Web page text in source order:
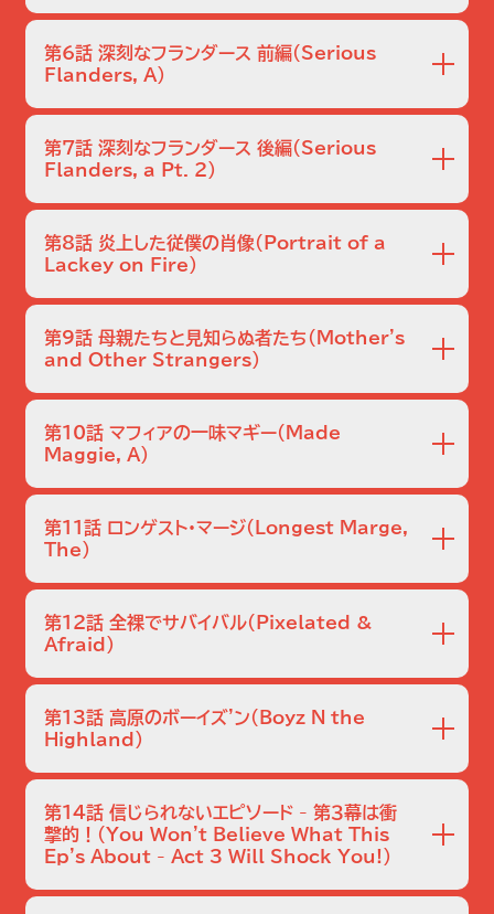
マージはリサが傷つく言葉を発し、バートは筋肉ムキムキに。
第6話 深刻なフランダース 前編（Serious
Flanders, A）
スプリングフィールドに無慈悲な借金取りが現れる。そして
ホーマーとネッドの暮らしは、配信ドラマの中の、ひどく暴力
的な世界に巻き込まれていくのだった。
第7話 深刻なフランダース 後編（Serious
Flanders, a Pt. 2）
うーん！ネッドとホーマーの状況は最悪から最悪へと変化
し、シンプフリックスのプレステージ･クライム･スリラーは衝
撃的な結末を迎える。
第8話 炎上した従僕の肖像（Portrait of a
Lackey on Fire）
スミサーズは、有名なファッションデザイナーと真実の愛を見
つける。だが彼の新しい関係はスプリングフィールドを破壊
してしまうのだろうか？
第9話 母親たちと見知らぬ者たち （Mother's
and Other Strangers）
ティーンエイジャー時代のホーマーは、悲しみを癒やすため、
おじいちゃんとともにロードトリップに出る。
第10話 マフィアの一味マギー（Made
Maggie, A）
ファット・トニーがマギー・シンプソンのゴッドファーザー（後見
人）になる。
第11話 ロンゲスト・マージ（Longest Marge,
The）
マージとバーンズ社長は、生意気な若きフットボールの天才
をめぐって闘いを繰り広げる。
第12話 全裸でサバイバル（Pixelated &
Afraid）
凍てつく荒野に迷い込んだホーマーとマージは、生き残るた
めに自らの限界に挑戦する。
第13話 高原のボーイズ'ン（Boyz N the
Highland）
週末を荒野で過ごしていたバート、マーティン、いじめっ子た
ちはゾッとする目に遭い、一目散に逃げ出す。
第14話 信じられないエピソード - 第３幕は衝
撃的！ （You Won't Believe What This
Ep's About - Act 3 Will Shock You!）
サンタのリトルヘルパーを暑い車の中に閉じ込めたと誤解さ